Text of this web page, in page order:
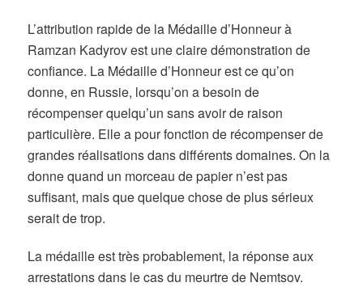
L’attribution rapide de la Médaille d’Honneur à
Ramzan Kadyrov est une claire démonstration de
confiance. La Médaille d’Honneur est ce qu’on
donne, en Russie, lorsqu’on a besoin de
récompenser quelqu’un sans avoir de raison
particulière. Elle a pour fonction de récompenser de
grandes réalisations dans différents domaines. On la
donne quand un morceau de papier n’est pas
suffisant, mais que quelque chose de plus sérieux
serait de trop.
La médaille est très probablement, la réponse aux
arrestations dans le cas du meurtre de Nemtsov.